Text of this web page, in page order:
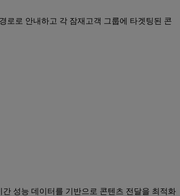
로로 안내하고 각 잠재고객 그룹에 타겟팅된 콘
성능 데이터를 기반으로 콘텐츠 전달을 최적화